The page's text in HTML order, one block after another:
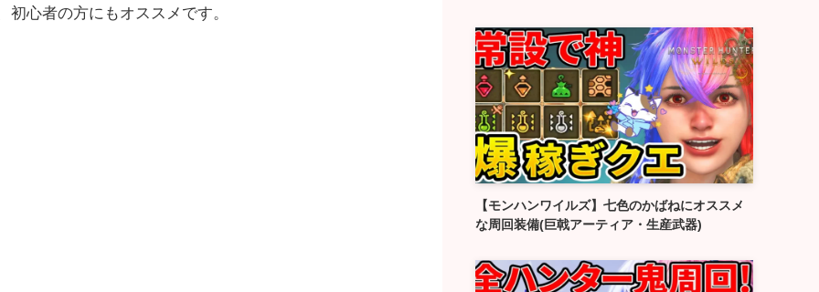
初心者の方にもオススメです。
【モンハンワイルズ】七色のかばねにオススメ
な周回装備(巨戟アーティア・生産武器)